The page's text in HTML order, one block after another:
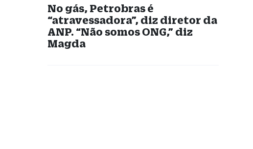
No gás, Petrobras é
“atravessadora”, diz diretor da
ANP. “Não somos ONG,” diz
Magda